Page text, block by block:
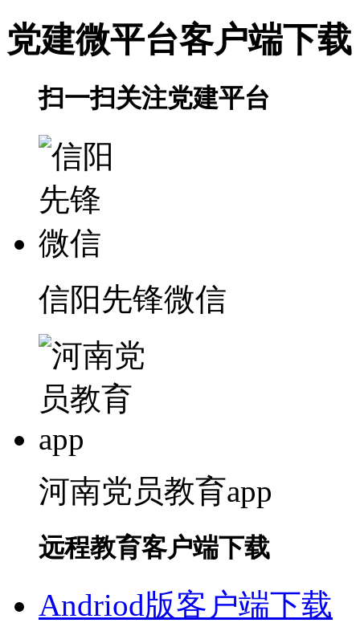
党建微平台客户端下载
扫一扫关注党建平台
信阳先锋微信
河南党员教育app
远程教育客户端下载
Andriod版客户端下载